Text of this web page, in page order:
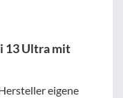
13 Ultra mit
eigene